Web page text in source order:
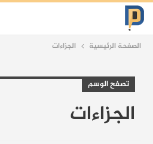
الصفحة الرئيسية الجزاءات
تصفح الوسم
الجزاءات